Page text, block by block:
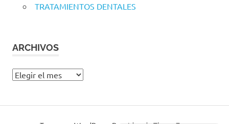
TRATAMIENTOS DENTALES
ARCHIVOS
Archivos